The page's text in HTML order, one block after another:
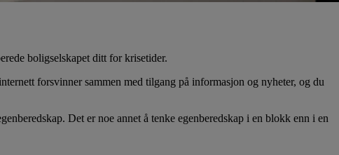
boligselskapet ditt for krisetider.
forsvinner sammen med tilgang på informasjon og nyheter, og du
Det er noe annet å tenke egenberedskap i en blokk enn i en